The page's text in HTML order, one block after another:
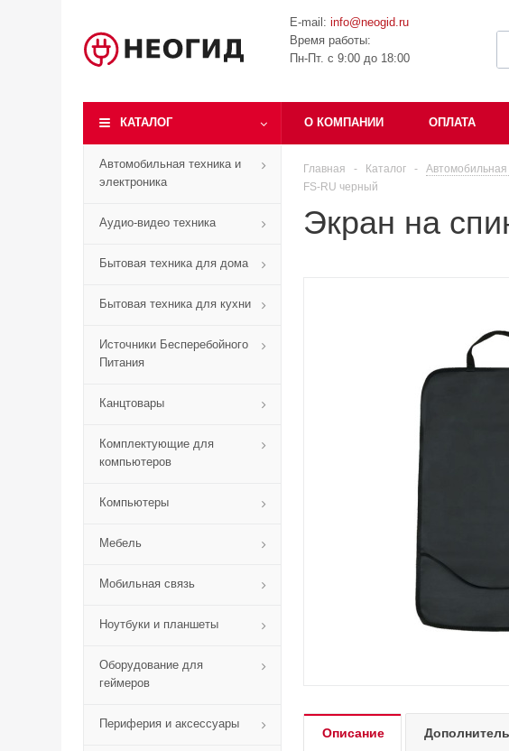
E-mail: info@neogid.ru
Время работы:
Пн-Пт. с 9:00 до 18:00
КАТАЛОГ О КОМПАНИИ ОПЛАТА
Автомобильная техника и
электроника
Аудио-видео техника
Бытовая техника для дома
Бытовая техника для кухни
Источники Бесперебойного
Питания
Канцтовары
Комплектующие для
компьютеров
Компьютеры
Мебель
Мобильная связь
Ноутбуки и планшеты
Оборудование для
геймеров
Периферия и аксессуары
Главная - Каталог - Автомобильная
FS-RU черный
Экран на
Описание